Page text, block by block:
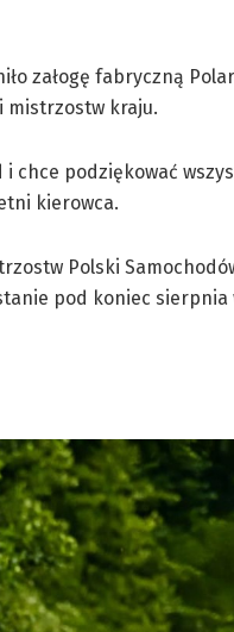
załogę fabryczną
mistrzostw kraju.
i chce podziękować
kierowca.
Polski
pod koniec sierpnia